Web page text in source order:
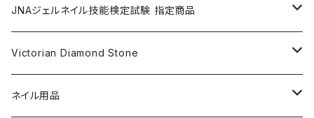
ACRYLIC POWDER（アクリルパウダー）
NAIL LIQUID（ネイルリキッド）
DIP & COLOR ACRYLIC POWDERS
DIP AND COLOR ACRYLIC POWDERS
KITS（キット）
GEL（ジェル）
SYNERGY GEL（シナジージェル）
ACCESSORIES（アクセサリー）
nana kara petit [1g] （ナナカラ プチ）
ネイルパーツ
ネイルストーンパーツ
NAIL TIPS
NAIL TOOL
ブラシ
NAIL PREPS
3Dジェル
ベースジェル
NAIL ART
ネイルパーツ
パウダー
NAIL TOOL
フットファイル
NAIL PREPS
セット
単品
JNAジェルネイル技能検定試験 指定商品
クリアジェル
カラージェル 赤指定色
Victorian Diamond Stone
50粒入り
ネイル用品